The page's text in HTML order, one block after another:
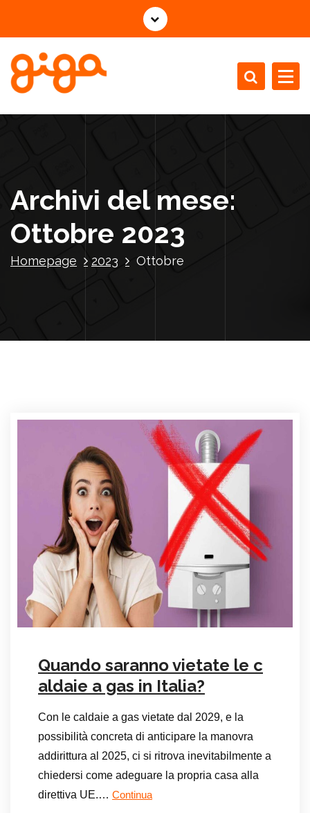
i
Archivi del mese:
Ottobre 2023
Homepage 2023 Ottobre
Quando saranno vietate le c
aldaie a gas in Italia?
Con le caldaie a gas vietate dal 2029, e la
possibilità concreta di anticipare la manovra
addirittura al 2025, ci si ritrova inevitabilmente a
chiedersi come adeguare la propria casa alla
direttiva UE.… Continua